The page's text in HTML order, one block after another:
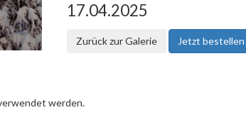
17.04.2025
Zurück zur Galerie Jetzt bestellen
werden.